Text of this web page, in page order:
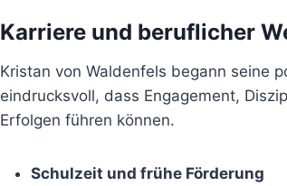
Karriere und beruflicher
Kristan von Waldenfels begann seine
eindrucksvoll, dass Engagement,
Erfolgen führen können.
Schulzeit und frühe Förderung